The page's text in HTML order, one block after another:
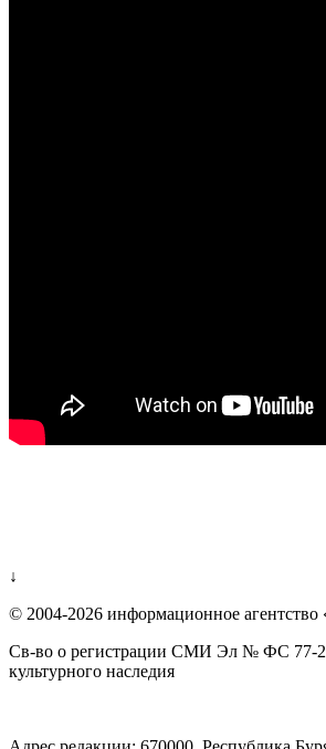
↓
© 2004-2026 информационное
Св-во о регистрации СМИ Эл № ФС 77-
культурного наследия